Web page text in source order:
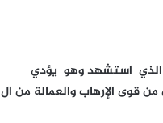
الذي استشهد وهو يؤدي
قوى الإرهاب والعمالة من ال